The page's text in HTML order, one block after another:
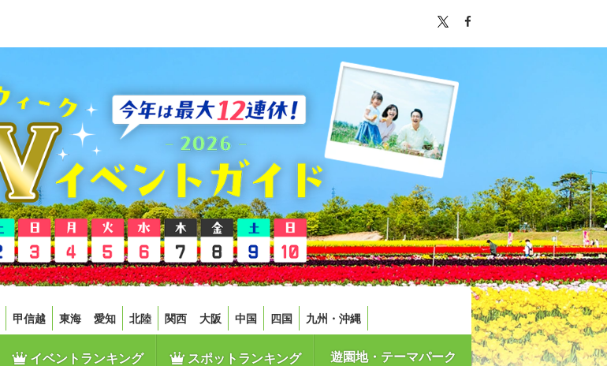
甲信越 東海 愛知 北陸 関西 大阪 中国 四国 九州・沖縄
イベントランキング スポットランキング 遊園地・テーマパーク